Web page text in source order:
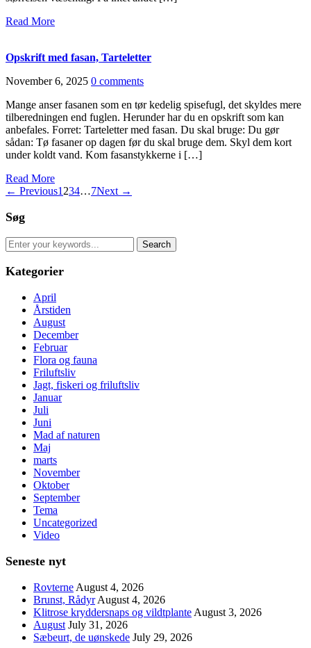
Read More
Opskrift med fasan, Tarteletter
November 6, 2025 0 comments
Mange anser fasanen som en tør kedelig spisefugl, det skyldes mere
tilberedningen end fuglen. Herunder har du en opskrift som kan
anbefales. Forret: Tarteletter med fasan. Du skal bruge: Du gør
sådan: Tø fasaner op dagen før du skal bruge dem. Skyl dem kort
under koldt vand. Kom fasanstykkerne i […]
Read More
← Previous1 234…7Next →
Søg
Search
for:
Kategorier
April
Årstiden
August
December
Februar
Flora og fauna
Friluftsliv
Jagt, fiskeri og friluftsliv
Januar
Juli
Juni
Mad af naturen
Maj
marts
November
Oktober
September
Tema
Uncategorized
Video
Seneste nyt
Rovterne August 4, 2026
Brunst, Rådyr August 4, 2026
Klitrose kryddersnaps og vildtplante August 3, 2026
August July 31, 2026
Sæbeurt, de uønskede July 29, 2026